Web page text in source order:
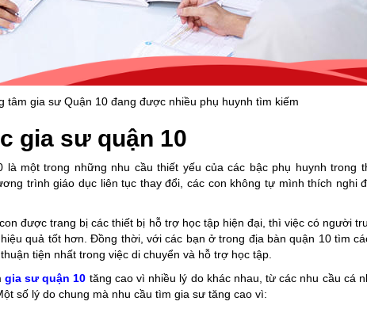
tâm gia sư Quận 10 đang được nhiều phụ huynh tìm kiếm
gia sư quận 10
là một trong những nhu cầu thiết yếu của các bậc phụ huynh trong
trình giáo dục liên tục thay đổi, các con không tự mình thích nghi
được trang bị các thiết bị hỗ trợ học tập hiện đại, thì việc có người
quả tốt hơn. Đồng thời, với các bạn ở trong địa bàn quận 10 tìm
tiện nhất trong việc di chuyển và hỗ trợ học tập.
gia sư quận 10 tăng cao vì nhiều lý do khác nhau, từ các nhu cầu cá
số lý do chung mà nhu cầu tìm gia sư tăng cao vì: